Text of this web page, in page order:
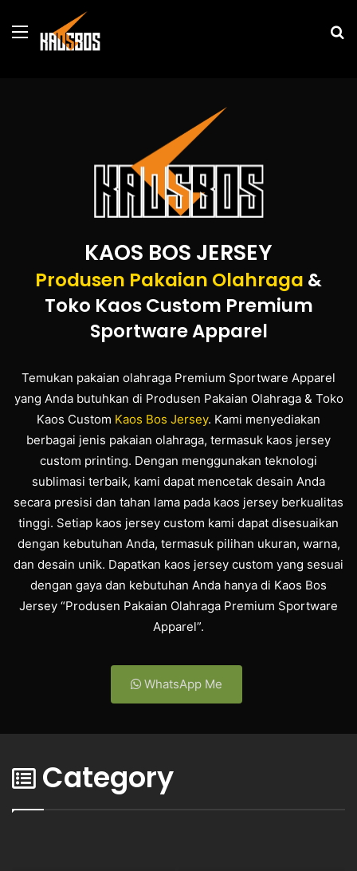
Menu
KAOS BOS JERSEY
Produsen Pakaian Olahraga &
Toko Kaos Custom Premium
Sportware Apparel
Temukan pakaian olahraga Premium Sportware Apparel
yang Anda butuhkan di Produsen Pakaian Olahraga & Toko
Kaos Custom Kaos Bos Jersey. Kami menyediakan
berbagai jenis pakaian olahraga, termasuk kaos jersey
custom printing. Dengan menggunakan teknologi
sublimasi terbaik, kami dapat mencetak desain Anda
secara presisi dan tahan lama pada kaos jersey berkualitas
tinggi. Setiap kaos jersey custom kami dapat disesuaikan
dengan kebutuhan Anda, termasuk pilihan ukuran, warna,
dan desain unik. Dapatkan kaos jersey custom yang sesuai
dengan gaya dan kebutuhan Anda hanya di Kaos Bos
Jersey “Produsen Pakaian Olahraga Premium Sportware
Apparel”.
WhatsApp Me
Category